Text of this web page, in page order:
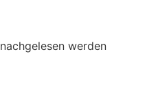
nachgelesen werden